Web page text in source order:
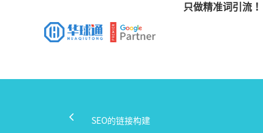
只做精准词引流！
SEO的链接构建